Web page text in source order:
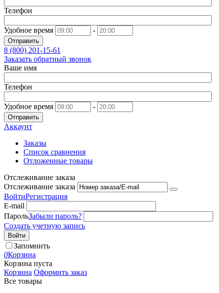
Телефон
Удобное время -
Отправить
8 (800) 201-15-61
Заказать обратный звонок
Ваше имя
Телефон
Удобное время -
Отправить
Аккаунт
Заказы
Список сравнения
Отложенные товары
Отслеживание заказа
Отслеживание заказа
ВойтиРегистрация
E-mail
ПарольЗабыли пароль?
Создать учетную запись
Войти
Запомнить
0Корзина
Корзина пуста
Корзина Оформить заказ
Все товары